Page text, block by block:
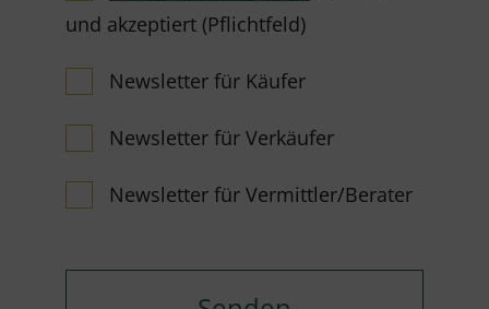
und akzeptiert (Pflichtfeld)
Newsletter für Käufer
Newsletter für Verkäufer
Newsletter für Vermittler/Berater